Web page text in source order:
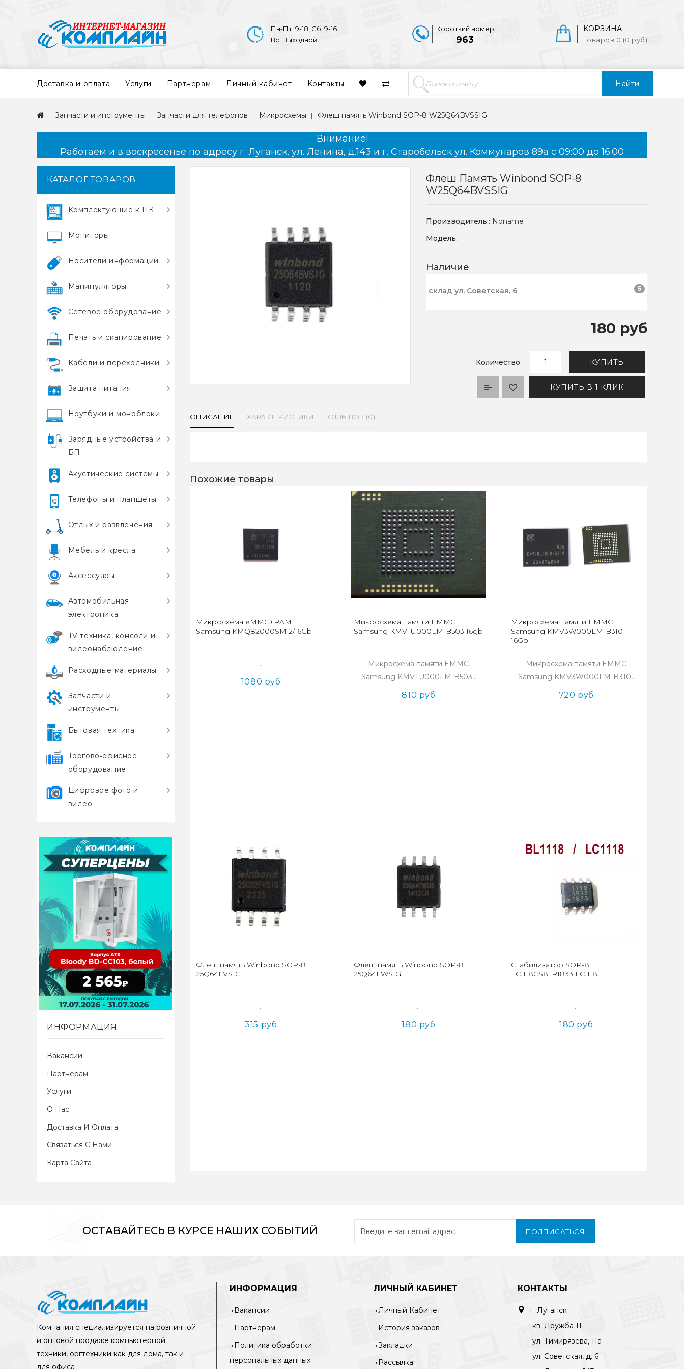
Найти
КОРЗИНА
товаров 0 (0 руб)
Короткий номер
963
Пн-Пт: 9-18, Сб: 9-16
Вс: Выходной
Доставка и оплата Услуги Партнерам Личный кабинет Контакты
Запчасти и инструменты Запчасти для телефонов Микросхемы Флеш память Winbond SOP-8 W25Q64BVSSIG
Внимание!
Работаем и в воскресенье по адресу г. Луганск, ул. Ленина, д.143 и г. Старобельск ул. Коммунаров 89а с 09:00 до 16:00
КАТАЛОГ ТОВАРОВ
Комплектующие к ПК
Мониторы
Носители информации
Манипуляторы
Сетевое оборудование
Печать и сканирование
Кабели и переходники
Защита питания
Ноутбуки и моноблоки
Зарядные устройства и
БП
Акустические системы
Телефоны и планшеты
Отдых и развлечения
Мебель и кресла
Аксессуары
Автомобильная
электроника
TV техника, консоли и
видеонаблюдение
Расходные материалы
Запчасти и
инструменты
Бытовая техника
Торгово‑офисное
оборудование
Цифровое фото и
видео
ИНФОРМАЦИЯ
Вакансии
Партнерам
Услуги
О Нас
Доставка И Оплата
Связаться С Нами
Карта Сайта
Флеш Память Winbond SOP-8
W25Q64BVSSIG
Производитель:: Noname
Модель:
Наличие
склад ул. Советская, 6 5
180 руб
Количество КУПИТЬ
КУПИТЬ В 1 КЛИК
ОПИСАНИЕ ХАРАКТЕРИСТИКИ ОТЗЫВОВ (0)
Похожие товары
Микросхема eMMC+RAM
Samsung KMQ82000SM 2/16Gb
..
1080 руб
Микросхема памяти EMMC
Samsung KMVTU000LM-B503 16gb
Микросхема памяти EMMC
Samsung KMVTU000LM-B503..
810 руб
Микросхема памяти EMMC
Samsung KMV3W000LM-B310
16Gb
Микросхема памяти EMMC
Samsung KMV3W000LM-B310..
720 руб
Флеш память Winbond SOP-8
25Q64FVSIG
..
315 руб
Флеш память Winbond SOP-8
25Q64FWSIG
..
180 руб
Стабилизатор SOP-8
LC1118CS8TR1833 LC1118
..
180 руб
ОСТАВАЙТЕСЬ В КУРСЕ НАШИХ СОБЫТИЙ ПОДПИСАТЬСЯ
Компания специализируется на розничной
и оптовой продаже компьютерной
техники, оргтехники как для дома, так и
для офиса
ИНФОРМАЦИЯ
Вакансии
Партнерам
Политика обработки
персональных данных
ЛИЧНЫЙ КАБИНЕТ
Личный Кабинет
История заказов
Закладки
Рассылка
КОНТАКТЫ
г. Луганск
кв. Дружба 11
ул. Тимирязева, 11а
ул. Советская, д. 6